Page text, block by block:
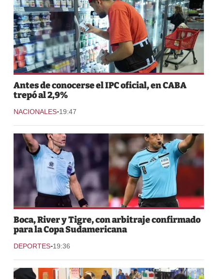
Antes de conocerse el IPC oficial, en CABA
trepó al 2,9%
NACIONALES-19:47
Boca, River y Tigre, con arbitraje confirmado
para la Copa Sudamericana
DEPORTES-19:36